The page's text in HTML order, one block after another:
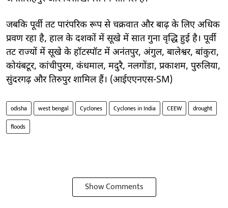
जबकि पूर्वी तट पारंपरिक रूप से चक्रवात और बाढ़ के लिए अधिक
प्रवण रहा है, हाल के दशकों में सूखे में सात गुना वृद्धि हुई है। पूर्वी
तट राज्यों में सूखे के हॉटस्पॉट में अनंतपुर, अंगुल, बालेश्वर, बांकुरा,
कोयंबटूर, कांचीपुरम, कंधमाल, मदुरै, नलगोंडा, प्रकाशम, पुरुलिया,
सुंदरगढ़ और तिरुपुर शामिल हैं। (आईएएनएस-SM)
odisha west bengal Cyclones Cyclones in India CEEW
drought
floods
Show Comments